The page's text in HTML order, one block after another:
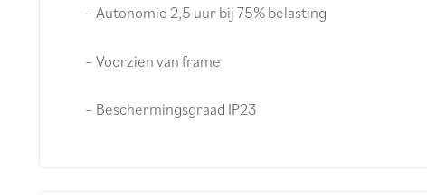
– Autonomie 2,5 uur bij 75% belasting
– Voorzien van frame
– Beschermingsgraad IP23